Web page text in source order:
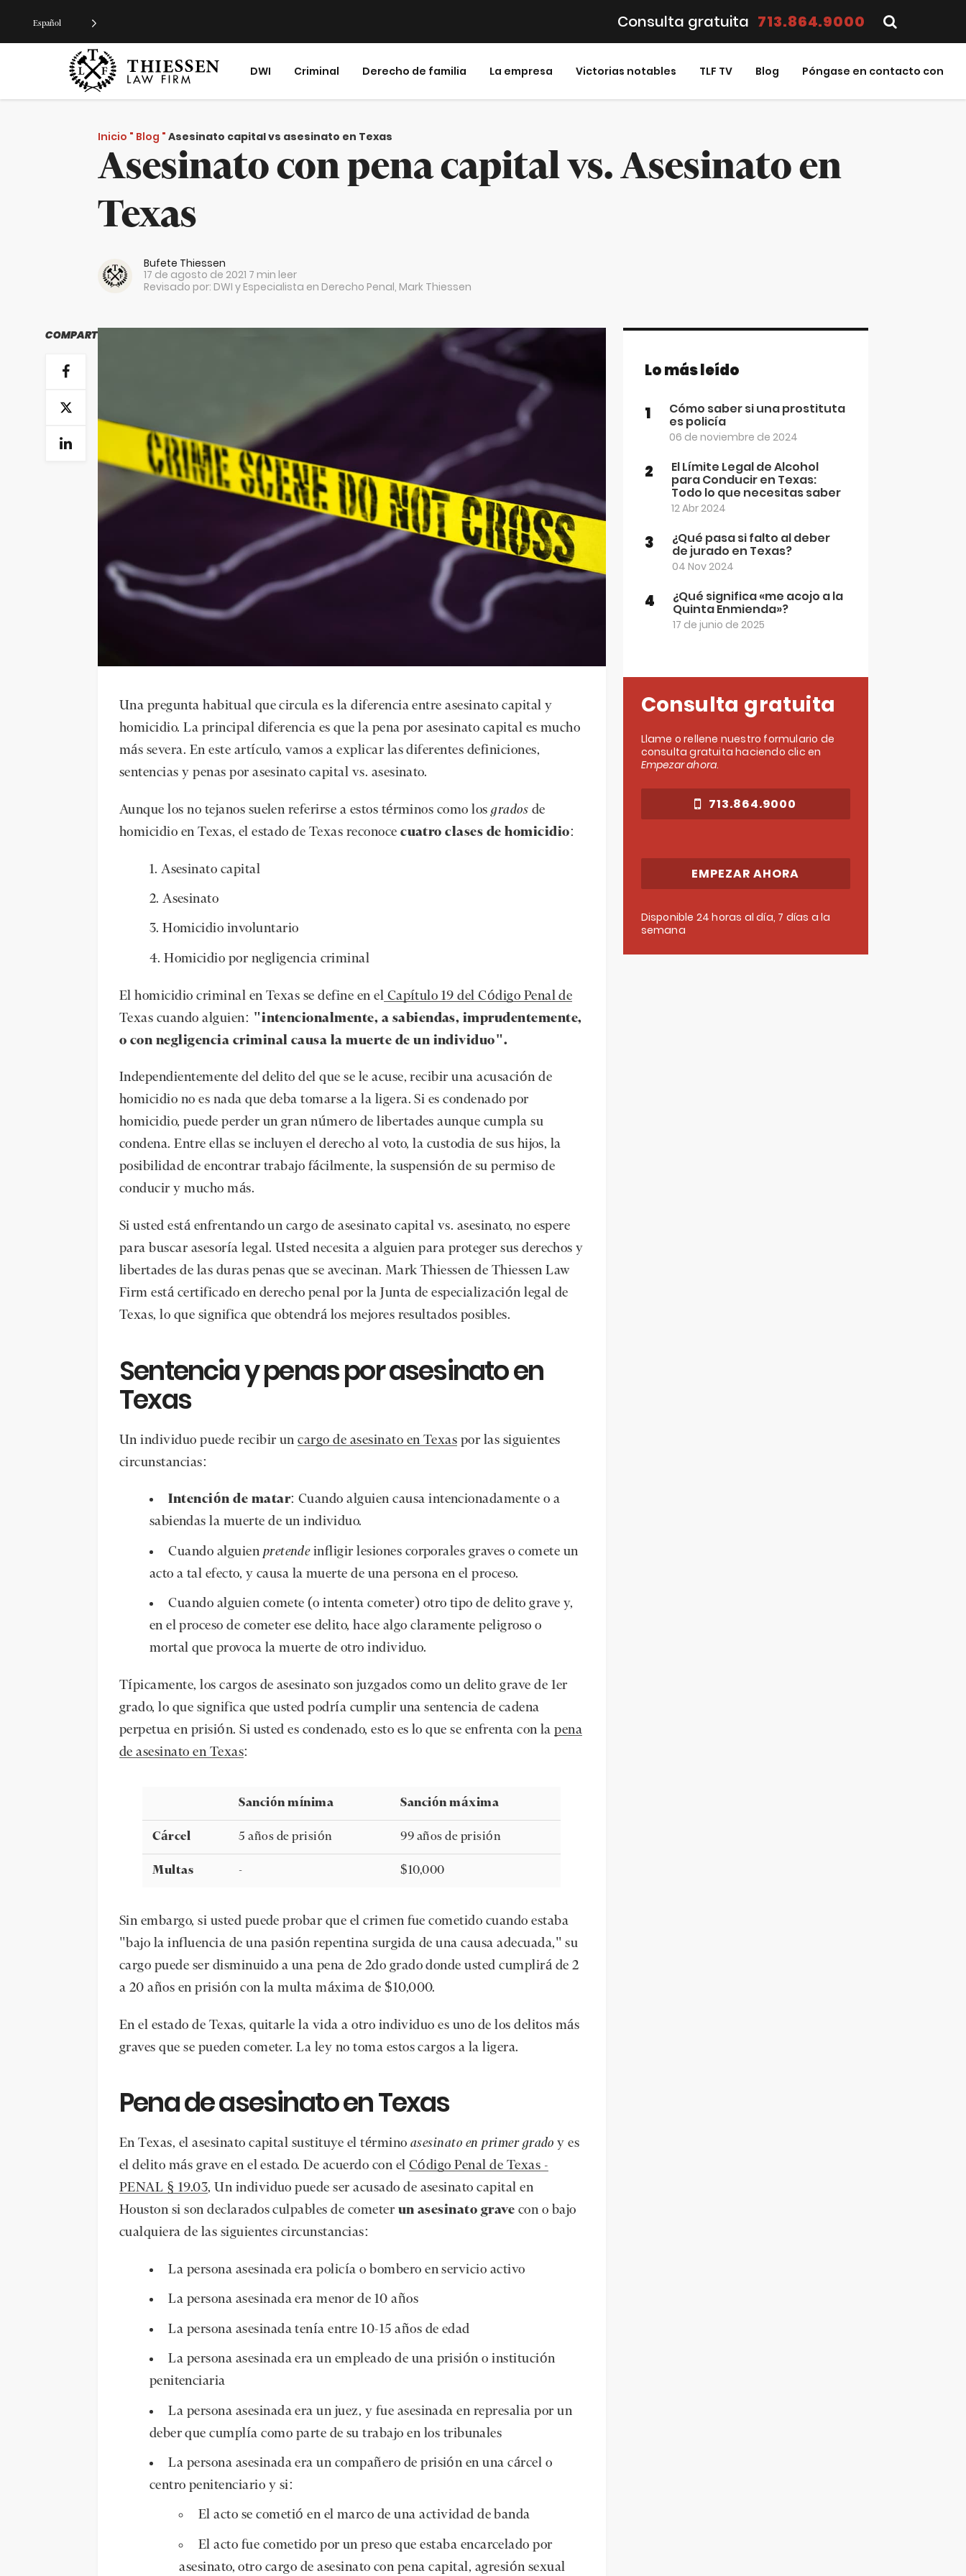
Consulta gratuita 713.864.9000
DWI Criminal Derecho de familia La empresa Victorias notables TLF TV Blog Póngase en contacto con
Inicio " Blog " Asesinato capital vs asesinato en Texas
Asesinato con pena capital vs. Asesinato en
Texas
Bufete Thiessen
17 de agosto de 2021 7 min leer
Revisado por: DWI y Especialista en Derecho Penal, Mark Thiessen
COMPARTIR
Una pregunta habitual que circula es la diferencia entre asesinato capital y
homicidio. La principal diferencia es que la pena por asesinato capital es mucho
más severa. En este artículo, vamos a explicar las diferentes definiciones,
sentencias y penas por asesinato capital vs. asesinato.
Aunque los no tejanos suelen referirse a estos términos como los grados de
homicidio en Texas, el estado de Texas reconoce cuatro clases de homicidio:
Asesinato capital
Asesinato
Homicidio involuntario
Homicidio por negligencia criminal
El homicidio criminal en Texas se define en el Capítulo 19 del Código Penal de
Texas cuando alguien: "intencionalmente, a sabiendas, imprudentemente,
o con negligencia criminal causa la muerte de un individuo".
Independientemente del delito del que se le acuse, recibir una acusación de
homicidio no es nada que deba tomarse a la ligera. Si es condenado por
homicidio, puede perder un gran número de libertades aunque cumpla su
condena. Entre ellas se incluyen el derecho al voto, la custodia de sus hijos, la
posibilidad de encontrar trabajo fácilmente, la suspensión de su permiso de
conducir y mucho más.
Si usted está enfrentando un cargo de asesinato capital vs. asesinato, no espere
para buscar asesoría legal. Usted necesita a alguien para proteger sus derechos y
libertades de las duras penas que se avecinan. Mark Thiessen de Thiessen Law
Firm está certificado en derecho penal por la Junta de especialización legal de
Texas, lo que significa que obtendrá los mejores resultados posibles.
Sentencia y penas por asesinato en
Texas
Un individuo puede recibir uncargo de asesinato en Texas por las siguientes
circunstancias:
Intención de matar: Cuando alguien causa intencionadamente o a
sabiendas la muerte de un individuo.
Cuando alguien pretendeinfligir lesiones corporales graves o comete un
acto a tal efecto, y causa la muerte de una persona en el proceso.
Cuando alguien comete (o intenta cometer) otro tipo de delito grave y,
en el proceso de cometer ese delito, hace algo claramente peligroso o
mortal que provoca la muerte de otro individuo.
Típicamente, los cargos de asesinato son juzgados como un delito grave de 1er
grado, lo que significa que usted podría cumplir una sentencia de cadena
perpetua en prisión. Si usted es condenado, esto es lo que se enfrenta con lapena
de asesinato en Texas:
Sanción mínima Sanción máxima
Cárcel 5 años de prisión 99 años de prisión
Multas - $10,000
Sin embargo, si usted puede probar que el crimen fue cometido cuando estaba
"bajo la influencia de una pasión repentina surgida de una causa adecuada," su
cargo puede ser disminuido a una pena de 2do grado donde usted cumplirá de 2
a 20 años en prisión con la multa máxima de $10,000.
En el estado de Texas, quitarle la vida a otro individuo es uno de los delitos más
graves que se pueden cometer. La ley no toma estos cargos a la ligera.
Pena de asesinato en Texas
En Texas, el asesinato capital sustituye el término asesinato en primer grado y es
el delito más grave en el estado. De acuerdo con el Código Penal de Texas -
PENAL § 19.03, Un individuo puede ser acusado de asesinato capital en
Houston si son declarados culpables de cometer un asesinato grave con o bajo
cualquiera de las siguientes circunstancias:
La persona asesinada era policía o bombero en servicio activo
La persona asesinada era menor de 10 años
La persona asesinada tenía entre 10-15 años de edad
La persona asesinada era un empleado de una prisión o institución
penitenciaria
La persona asesinada era un juez, y fue asesinada en represalia por un
deber que cumplía como parte de su trabajo en los tribunales
La persona asesinada era un compañero de prisión en una cárcel o
centro penitenciario y si:
El acto se cometió en el marco de una actividad de banda
El acto fue cometido por un preso que estaba encarcelado por
asesinato, otro cargo de asesinato con pena capital, agresión sexual
Lo más leído
1 Cómo saber si una prostituta
es policía
06 de noviembre de 2024
2 El Límite Legal de Alcohol
para Conducir en Texas:
Todo lo que necesitas saber
12 Abr 2024
3 ¿Qué pasa si falto al deber
de jurado en Texas?
04 Nov 2024
4 ¿Qué significa «me acojo a la
Quinta Enmienda»?
17 de junio de 2025
Consulta gratuita
Llame o rellene nuestro formulario de
consulta gratuita haciendo clic en
Empezar ahora.
713.864.9000
EMPEZAR AHORA
Disponible 24 horas al día, 7 días a la
semana
Español